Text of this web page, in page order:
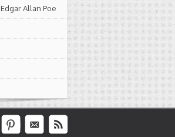
Edgar Allan Poe